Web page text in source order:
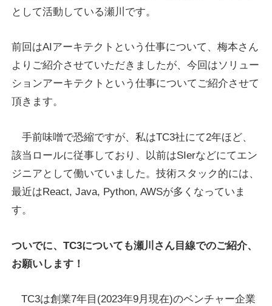
として活動している瀬川です。
前回はAIアーキテクトという仕事について、梅本さん
よりご紹介させていただきましたが、今回はソリュー
ションアーキテクトという仕事についてご紹介させて
頂きます。
手前味噌で恐縮ですが、私はTC3社にて2年ほど、
該当ロールに従事しており、以前はSIerなどにてエン
ジニアとして働いていました。技術スタック的には、
最近はReact, Java, Python, AWSが多くなっていま
す。
ついでに、TC3についても瀬川さん目線でのご紹介、
お願いします！
TC3は創業7年目(2023年9月現在)のベンチャー企業